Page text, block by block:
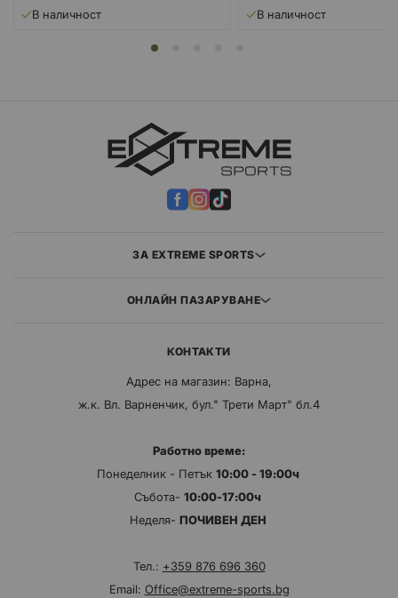
В наличност В наличност
ЗА EXTREME SPORTS
ОНЛАЙН ПАЗАРУВАНЕ
КОНТАКТИ
Адрес на магазин: Варна,
ж.к. Вл. Варненчик, бул." Трети Март" бл.4
Работно време:
Понеделник - Петък 10:00 - 19:00ч
Събота- 10:00-17:00ч
Неделя- ПОЧИВЕН ДЕН
Тел.: +359 876 696 360
Email: Office@extreme-sports.bg